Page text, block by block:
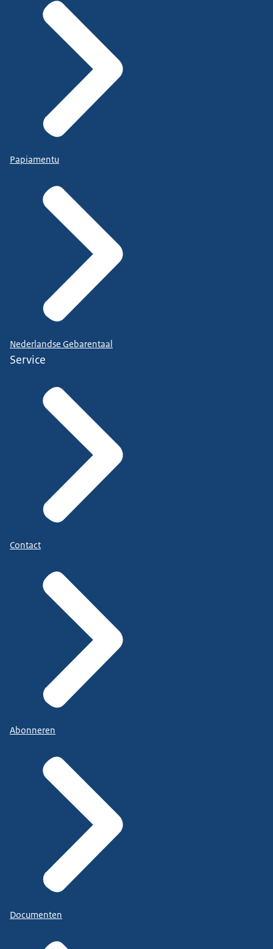
Papiamentu
Nederlandse Gebarentaal
Service
Contact
Abonneren
Documenten